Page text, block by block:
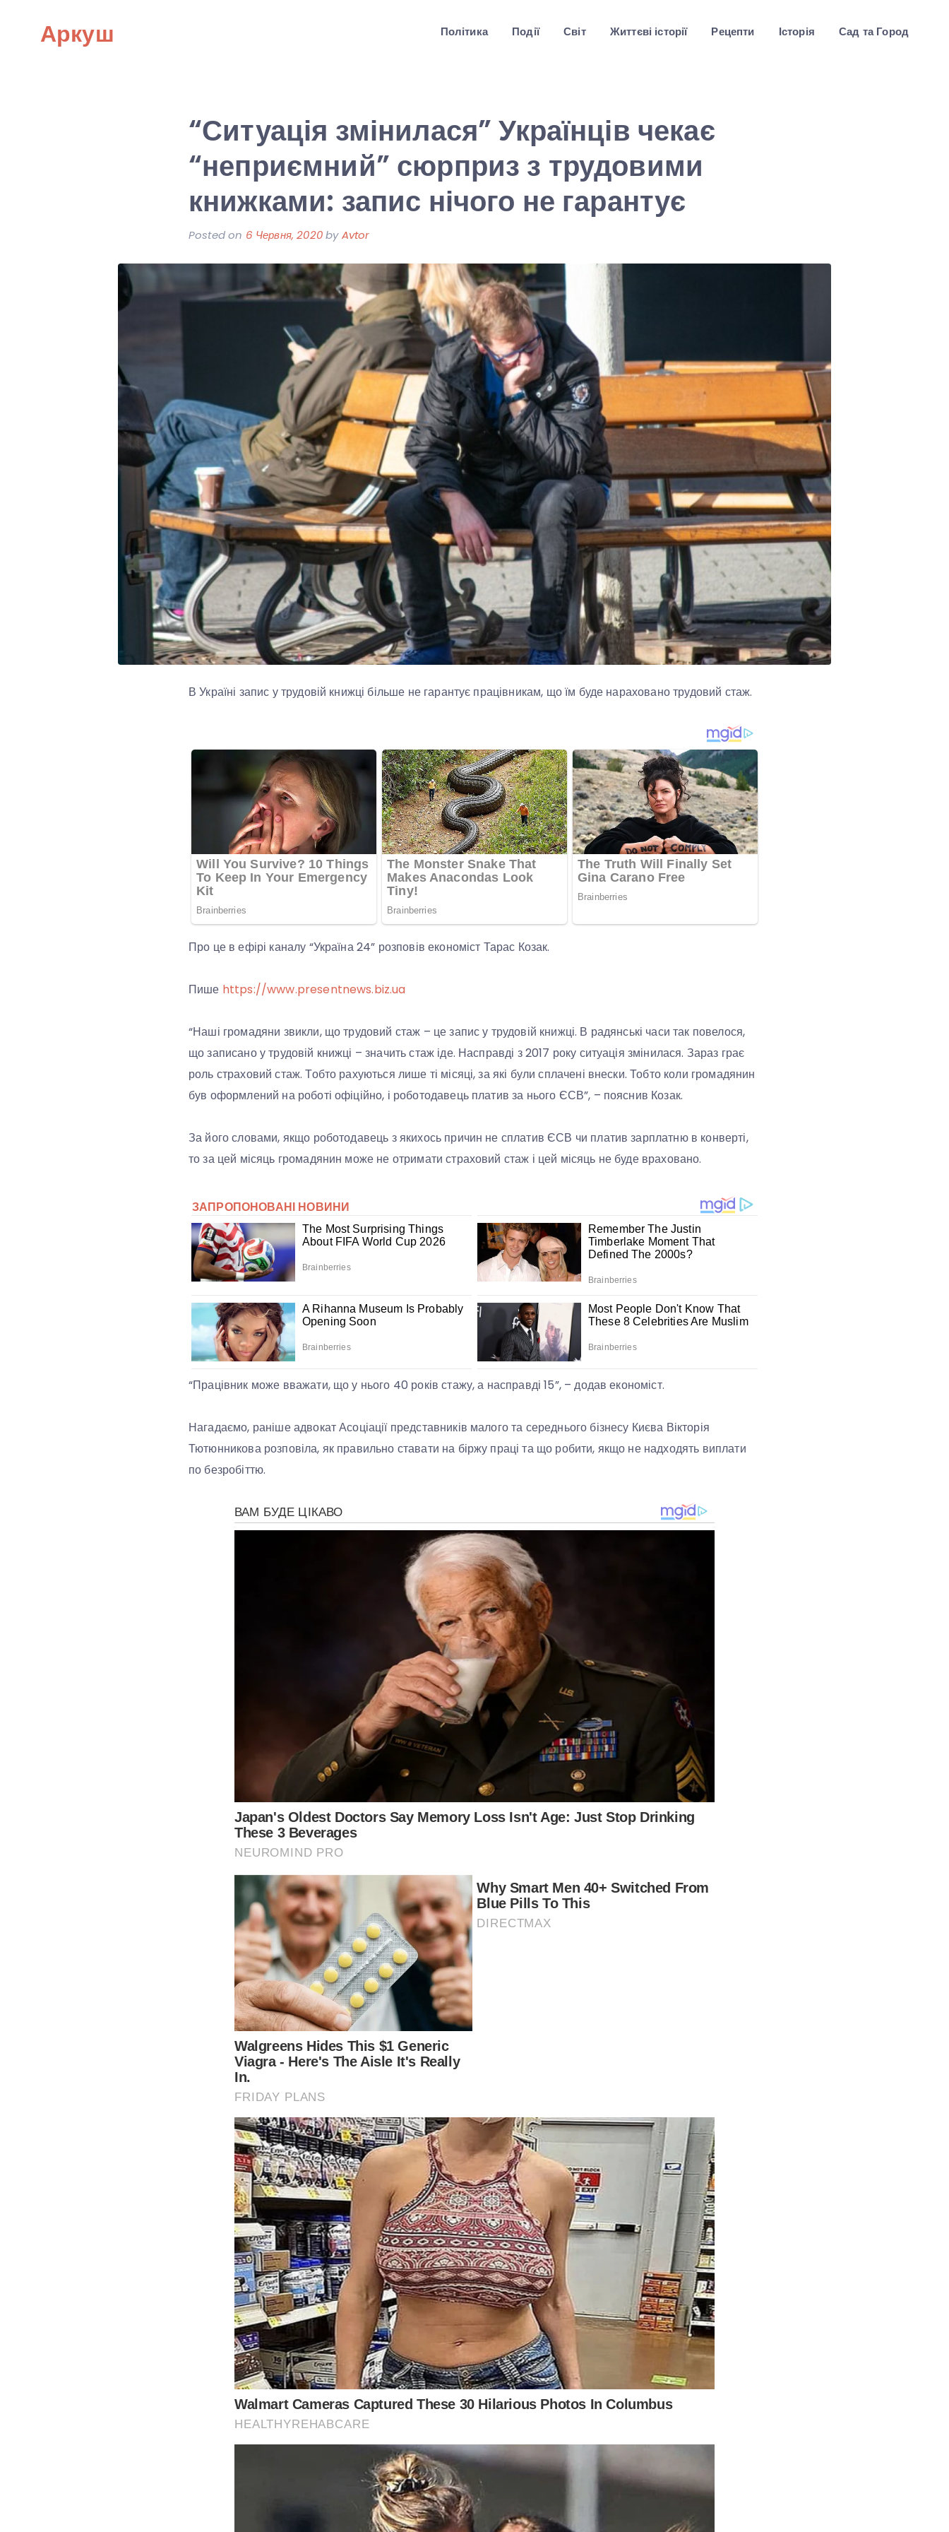
Аркуш Політика Події Світ Життєві історії Рецепти Історія Сад та Город
“Ситуація змінилася” Українців чекає
“неприємний” сюрприз з трудовими
книжками: запис нічого не гарантує
Posted on 6 Червня, 2020byAvtor
В Україні запис у трудовій книжці більше не гарантує працівникам, що їм буде нараховано трудовий стаж.
Про це в ефірі каналу “Україна 24” розповів економіст Тарас Козак.
Пише https://www.presentnews.biz.ua
“Наші громадяни звикли, що трудовий стаж – це запис у трудовій книжці. В радянські часи так повелося,
що записано у трудовій книжці – значить стаж іде. Насправді з 2017 року ситуація змінилася. Зараз грає
роль страховий стаж. Тобто рахуються лише ті місяці, за які були сплачені внески. Тобто коли громадянин
був оформлений на роботі офіційно, і роботодавець платив за нього ЄСВ”, – пояснив Козак.
За його словами, якщо роботодавець з якихось причин не сплатив ЄСВ чи платив зарплатню в конверті,
то за цей місяць громадянин може не отримати страховий стаж і цей місяць не буде враховано.
“Працівник може вважати, що у нього 40 років стажу, а насправді 15”, – додав економіст.
Нагадаємо, раніше адвокат Асоціації представників малого та середнього бізнесу Києва Вікторія
Тютюнникова розповіла, як правильно ставати на біржу праці та що робити, якщо не надходять виплати
по безробіттю.